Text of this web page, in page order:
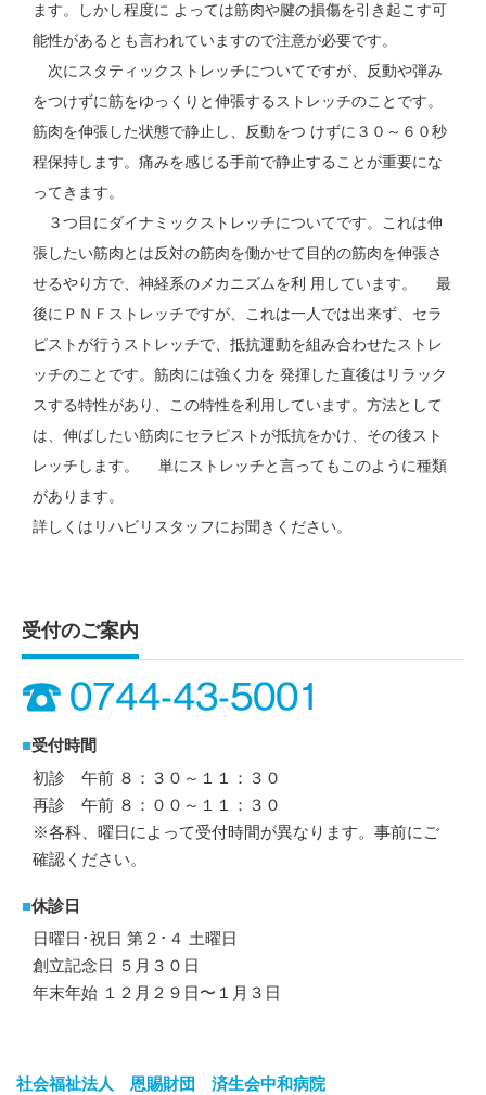
ます。しかし程度に よっては筋肉や腱の損傷を引き起こす可
能性があるとも言われていますので注意が必要です。
次にスタティックストレッチについてですが、反動や弾み
をつけずに筋をゆっくりと伸張するストレッチのことです。
筋肉を伸張した状態で静止し、反動をつ けずに３０～６０秒
程保持します。痛みを感じる手前で静止することが重要にな
ってきます。
３つ目にダイナミックストレッチについてです。これは伸
張したい筋肉とは反対の筋肉を働かせて目的の筋肉を伸張さ
せるやり方で、神経系のメカニズムを利 用しています。 最
後にＰＮＦストレッチですが、これは一人では出来ず、セラ
ピストが行うストレッチで、抵抗運動を組み合わせたストレ
ッチのことです。筋肉には強く力を 発揮した直後はリラック
スする特性があり、この特性を利用しています。方法として
は、伸ばしたい筋肉にセラピストが抵抗をかけ、その後スト
レッチします。 単にストレッチと言ってもこのように種類
があります。
詳しくはリハビリスタッフにお聞きください。
受付のご案内
■受付時間
初診 午前 ８：３０～１１：３０
再診 午前 ８：００～１１：３０
※各科、曜日によって受付時間が異なります。事前にご
確認ください。
■休診日
日曜日･祝日 第２･４ 土曜日
創立記念日 ５月３０日
年末年始 １２月２９日〜１月３日
社会福祉法人 恩賜財団 済生会中和病院